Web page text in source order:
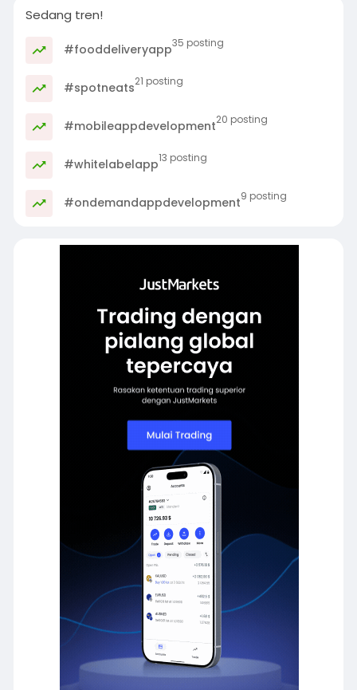
Sedang tren!
#fooddeliveryapp35 posting
#spotneats21 posting
#mobileappdevelopment20 posting
#whitelabelapp13 posting
#ondemandappdevelopment9 posting